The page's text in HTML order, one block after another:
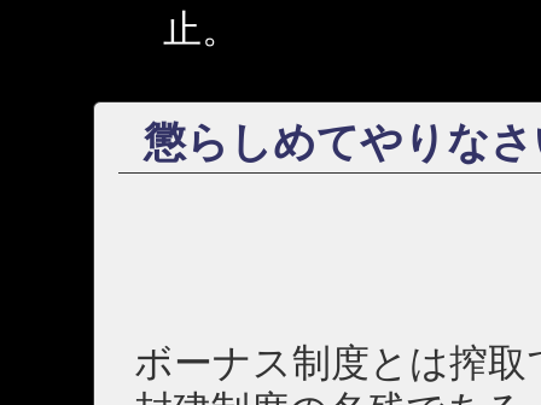
止。
懲らしめてやりな
ボーナス制度とは搾